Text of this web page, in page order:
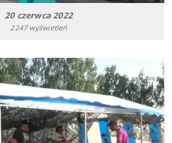
20 czerwca 2022
2247 wyświetleń